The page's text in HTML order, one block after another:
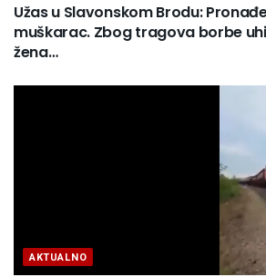
Užas u Slavonskom Brodu:
muškarac. Zbog tragova borbe
žena…
AKTUALNO